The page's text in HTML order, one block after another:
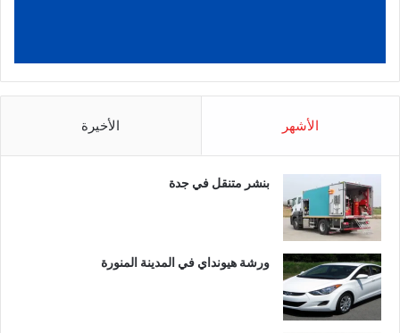
الأشهر الأخيرة
بنشر متنقل في جدة
ورشة هيونداي في المدينة المنورة